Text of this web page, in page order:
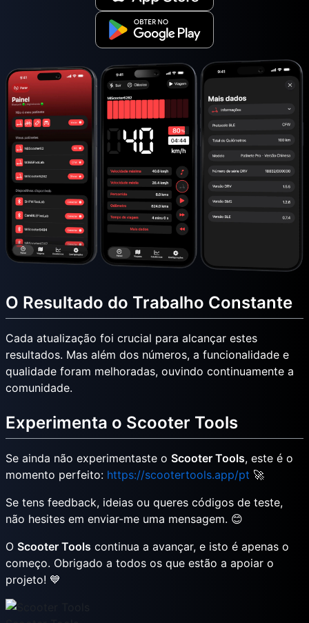
O Resultado do Trabalho Constante
Cada atualização foi crucial para alcançar estes
resultados. Mas além dos números, a funcionalidade e
qualidade foram melhoradas, ouvindo continuamente a
comunidade.
Experimenta o Scooter Tools
Se ainda não experimentaste o Scooter Tools, este é o
momento perfeito: https://scootertools.app/pt 🚀
Se tens feedback, ideias ou queres códigos de teste,
não hesites em enviar-me uma mensagem. 😊
O Scooter Tools continua a avançar, e isto é apenas o
começo. Obrigado a todos os que estão a apoiar o
projeto! 💙